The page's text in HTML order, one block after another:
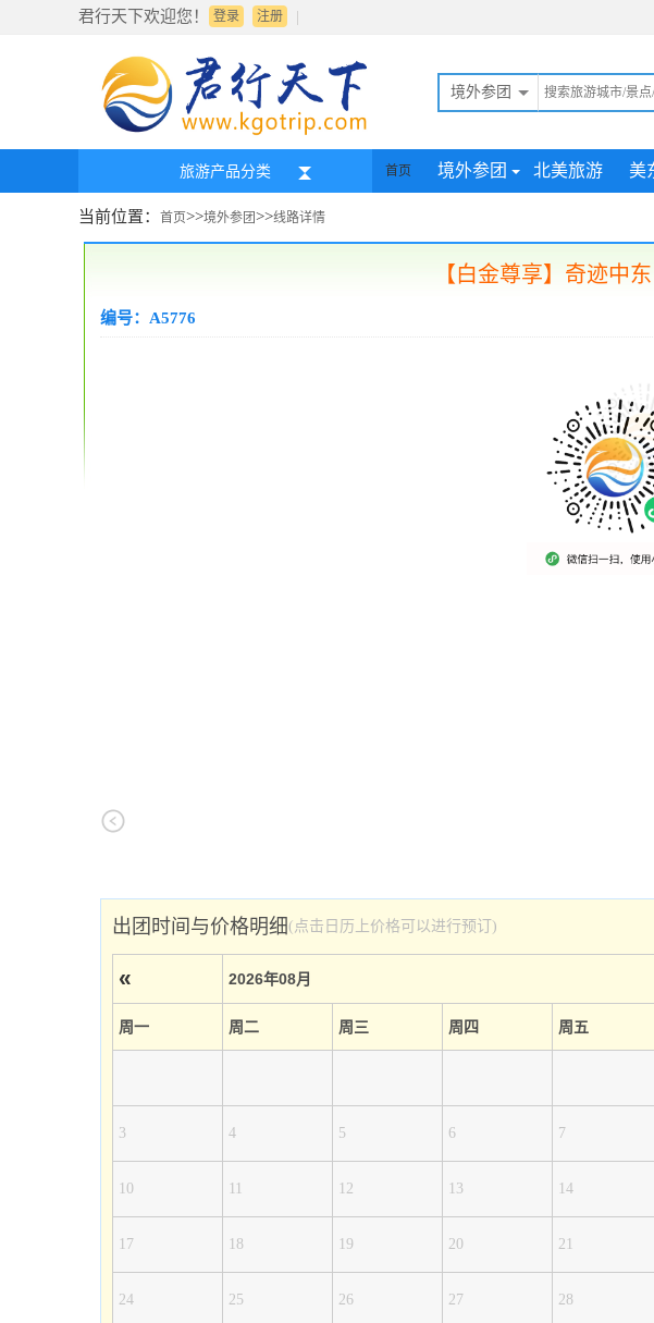
君行天下欢迎您！ 登录 |
注册
境外参团
旅游产品分类 首页 境外参团 北美旅游 美
当前位置： 首页>>境外参团>>线路详情
【白金尊享】奇迹中
编号：A5776
出团时间与价格明细(点击日历上价格可以进行预订)
« 2026年08月
周一 周二 周三 周四 周五
3 4 5 6 7
10 11 12 13 14
17 18 19 20 21
24 25 26 27 28